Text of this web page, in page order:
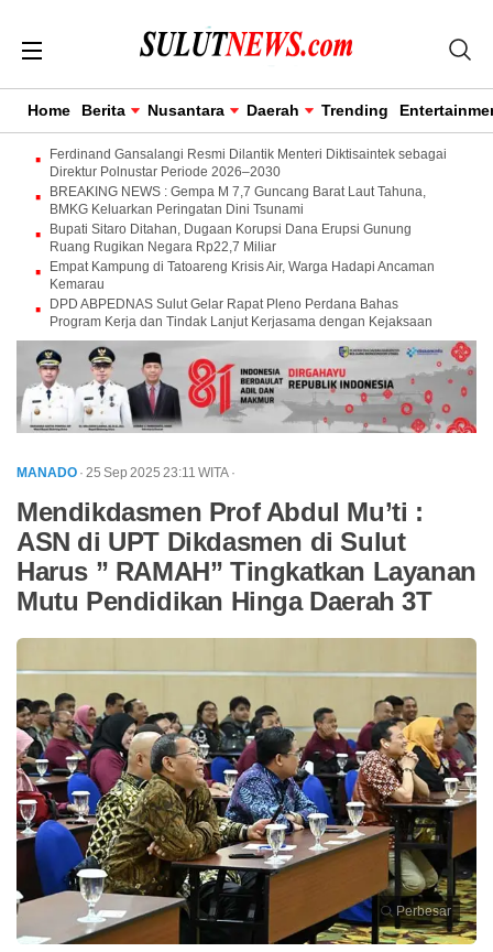
Home Berita Nusantara Daerah Trending
Ferdinand Gansalangi Resmi Dilantik Menteri Diktisaintek sebagai
Direktur Polnustar Periode 2026–2030
BREAKING NEWS : Gempa M 7,7 Guncang Barat Laut Tahuna,
BMKG Keluarkan Peringatan Dini Tsunami
Bupati Sitaro Ditahan, Dugaan Korupsi Dana Erupsi Gunung
Ruang Rugikan Negara Rp22,7 Miliar
Empat Kampung di Tatoareng Krisis Air, Warga Hadapi Ancaman
Kemarau
DPD ABPEDNAS Sulut Gelar Rapat Pleno Perdana Bahas
Program Kerja dan Tindak Lanjut Kerjasama dengan Kejaksaan
MANADO · 25 Sep 2025 23:11 WITA ·
Mendikdasmen Prof Abdul Mu’ti :
ASN di UPT Dikdasmen di Sulut
Harus ” RAMAH” Tingkatkan Layanan
Mutu Pendidikan Hinga Daerah 3T
Perbesar